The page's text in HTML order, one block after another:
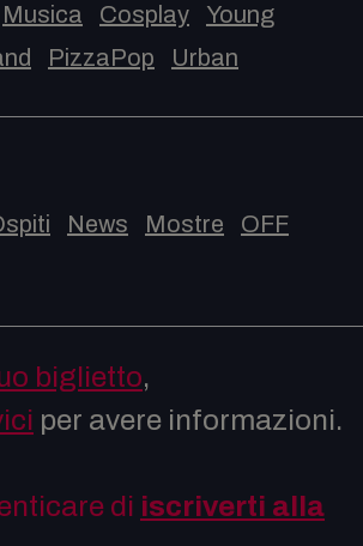
Musica Cosplay
Young
PizzaPop Urban
News Mostre
OFF
biglietto,
per avere informazioni.
di iscriverti alla